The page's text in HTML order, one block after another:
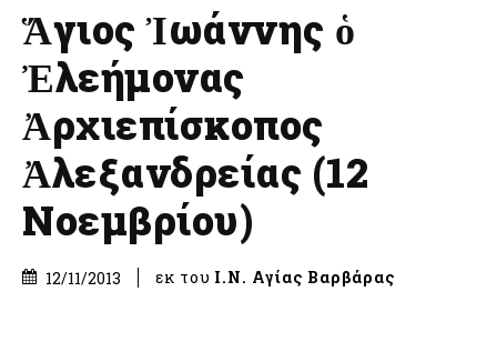
Ἅγιος Ἰωάννης ὁ
Ἐλεήμονας
Ἀρχιεπίσκοπος
Ἀλεξανδρείας (12
Νοεμβρίου)
12/11/2013 εκ του Ι.Ν. Αγίας Βαρβάρας